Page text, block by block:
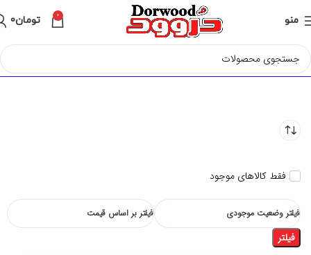
منو 0 تومان0
فقط کالاهای موجود
فیلتر وضعیت موجودی فیلتر بر اساس قیمت
فیلتر